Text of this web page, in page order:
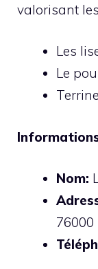
valorisant
Les
Le
Nom:
76000